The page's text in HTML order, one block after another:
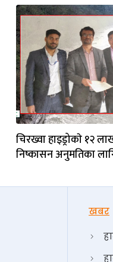
चिरख्वा हाइड्रोकाे १२
निष्कासन अनुमतिका
खबर